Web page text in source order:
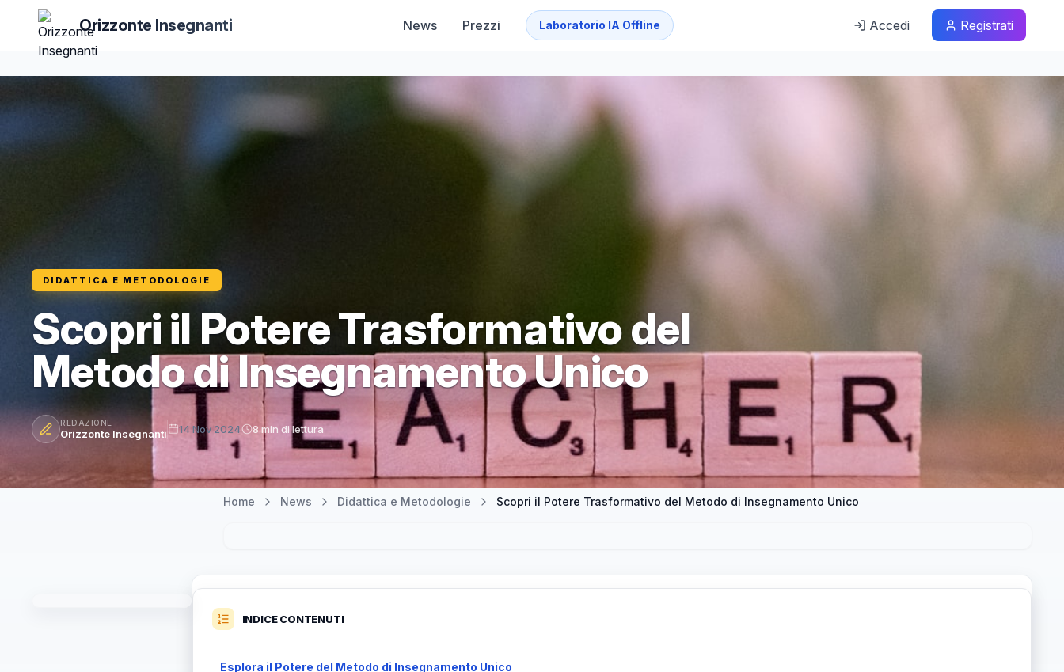
Orizzonte Insegnanti News Prezzi Laboratorio IA Offline Accedi Registrati
DIDATTICA E METODOLOGIE
Scopri il Potere Trasformativo del
Metodo di Insegnamento Unico
REDAZIONE
Orizzonte Insegnanti 14 Nov 2024 8 min di lettura
Home News Didattica e Metodologie Scopri il Potere Trasformativo del Metodo di Insegnamento Unico
INDICE CONTENUTI
Esplora il Potere del Metodo di Insegnamento Unico